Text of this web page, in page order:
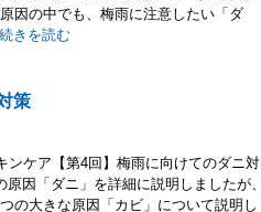
因の中でも、梅雨に注意したい「ダ
続きを読む
策
ンケア【第4回】梅雨に向けてのダニ対
因「ダニ」を詳細に説明しましたが、
の大きな原因「カビ」について説明し